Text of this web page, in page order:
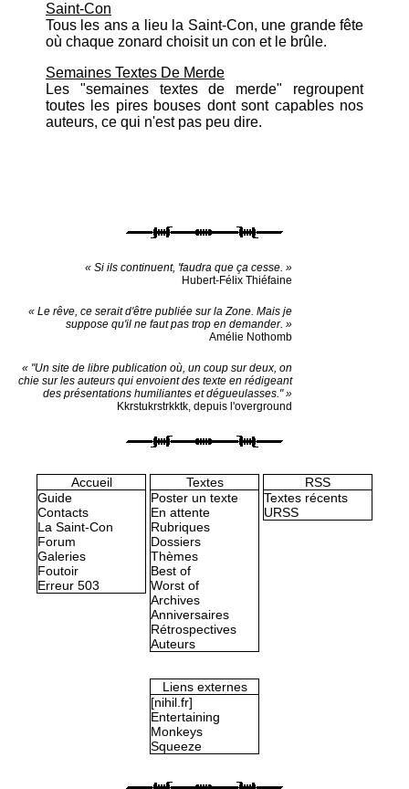
Saint-Con
Tous les ans a lieu la Saint-Con, une grande fête
où chaque zonard choisit un con et le brûle.
Semaines Textes De Merde
Les "semaines textes de merde" regroupent
toutes les pires bouses dont sont capables nos
auteurs, ce qui n'est pas peu dire.
« Si ils continuent, 'faudra que ça cesse. »
Hubert-Félix Thiéfaine
« Le rêve, ce serait d'être publiée sur la Zone. Mais je
suppose qu'il ne faut pas trop en demander. »
Amélie Nothomb
« "Un site de libre publication où, un coup sur deux, on
chie sur les auteurs qui envoient des texte en rédigeant
des présentations humiliantes et dégueulasses." »
Kkrstukrstrkktk, depuis l'overground
Accueil
Guide
Contacts
La Saint-Con
Forum
Galeries
Foutoir
Erreur 503
Textes
Poster un texte
En attente
Rubriques
Dossiers
Thèmes
Best of
Worst of
Archives
Anniversaires
Rétrospectives
Auteurs
RSS
Textes récents
URSS
Liens externes
[nihil.fr]
Entertaining
Monkeys
Squeeze